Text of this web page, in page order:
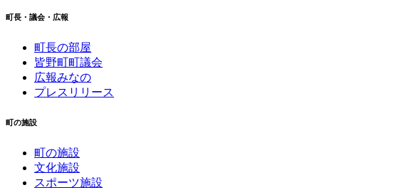
町長・議会・広報
町長の部屋
皆野町町議会
広報みなの
プレスリリース
町の施設
町の施設
文化施設
スポーツ施設